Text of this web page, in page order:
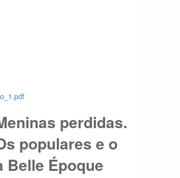
perdidas.
populares e o
Belle Époque